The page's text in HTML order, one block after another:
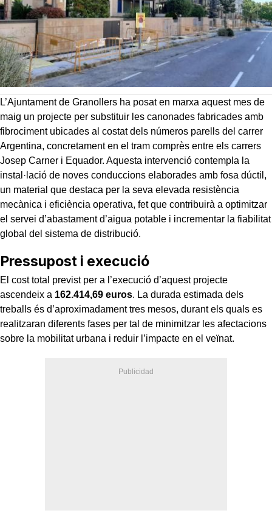
L’Ajuntament de Granollers ha posat en marxa aquest mes de
maig un projecte per substituir les canonades fabricades amb
fibrociment ubicades al costat dels números parells del carrer
Argentina, concretament en el tram comprès entre els carrers
Josep Carner i Equador. Aquesta intervenció contempla la
instal·lació de noves conduccions elaborades amb fosa dúctil,
un material que destaca per la seva elevada resistència
mecànica i eficiència operativa, fet que contribuirà a optimitzar
el servei d’abastament d’aigua potable i incrementar la fiabilitat
global del sistema de distribució.
Pressupost i execució
El cost total previst per a l’execució d’aquest projecte
ascendeix a 162.414,69 euros. La durada estimada dels
treballs és d’aproximadament tres mesos, durant els quals es
realitzaran diferents fases per tal de minimitzar les afectacions
sobre la mobilitat urbana i reduir l’impacte en el veïnat.